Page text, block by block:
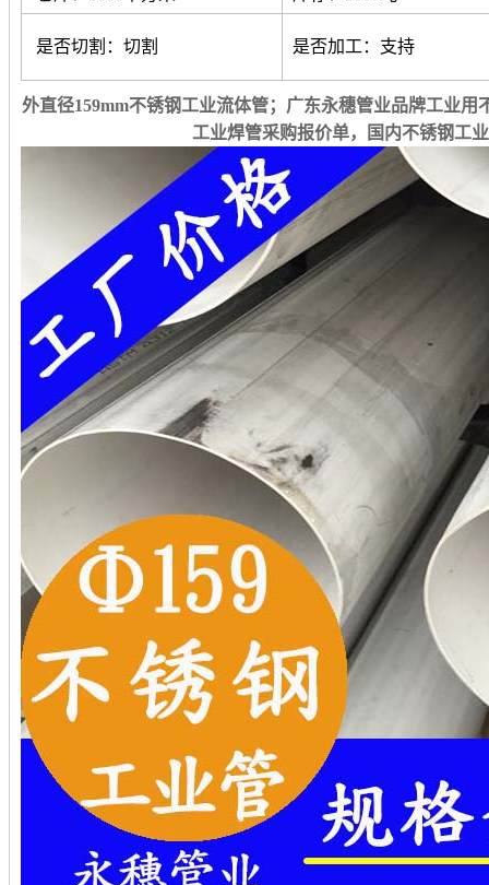
是否切割：切割 是否加工：支持
外直径159mm不锈钢工业流体管；广东永穗管业品牌工业
工业焊管采购报价单，国内不锈钢工